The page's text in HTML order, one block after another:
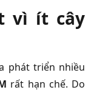
vì ít cây
phát triển nhiều
rất hạn chế. Do